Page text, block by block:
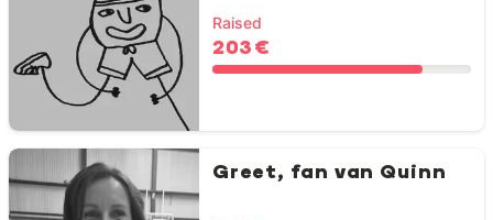
Raised
203 €
Greet, fan van Quinn